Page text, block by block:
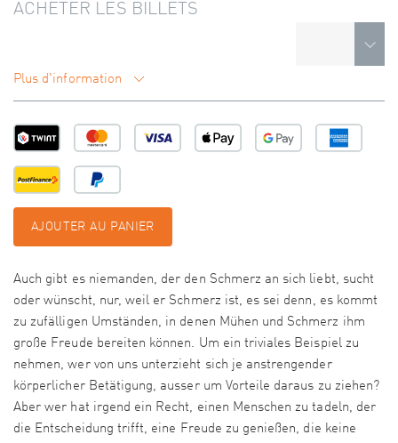
ACHETER LES BILLETS
Plus d'information
AJOUTER AU PANIER
Auch gibt es niemanden, der den Schmerz an sich liebt, sucht
oder wünscht, nur, weil er Schmerz ist, es sei denn, es kommt
zu zufälligen Umständen, in denen Mühen und Schmerz ihm
große Freude bereiten können. Um ein triviales Beispiel zu
nehmen, wer von uns unterzieht sich je anstrengender
körperlicher Betätigung, ausser um Vorteile daraus zu ziehen?
Aber wer hat irgend ein Recht, einen Menschen zu tadeln, der
die Entscheidung trifft, eine Freude zu genießen, die keine